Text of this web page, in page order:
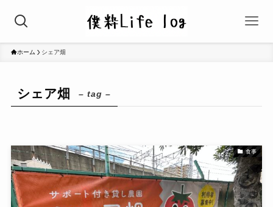
ホーム シェア畑
シェア畑 – tag –
食事